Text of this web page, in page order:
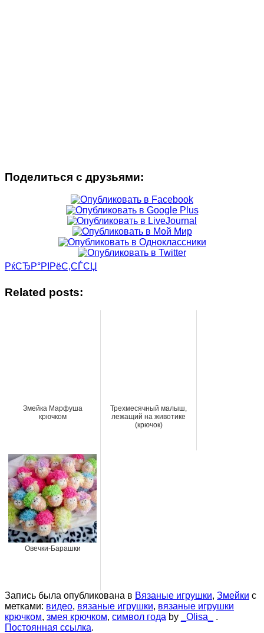
Поделиться с друзьями:
РќСЂР°РІРёС‚СЃСЏ
Related posts:
Змейка Марфуша
крючком
Трехмесячный малыш,
лежащий на животике
(крючок)
Овечки-Барашки
Запись была опубликована в Вязаные игрушки, Змейки с
метками: видео, вязаные игрушки, вязаные игрушки
крючком, змея крючком, символ года by _Olisa_
.
Постоянная ссылка.